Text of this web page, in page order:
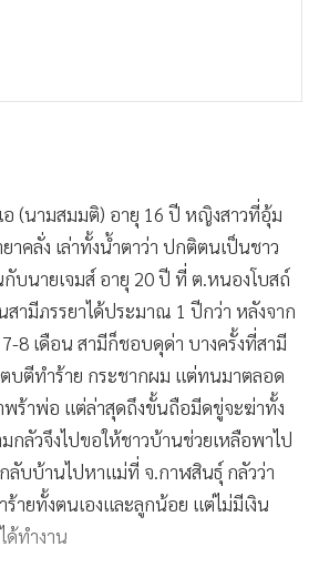
อ (นามสมมติ) อายุ 16 ปี หญิงสาวที่อุ้ม
าคลั่ง เล่าทั้งน้ำตาว่า ปกติตนเป็นชาว
บนายเจมส์ อายุ 20 ปี ที่ ต.หนองโบสถ์
สามีภรรยาได้ประมาณ 1 ปีกว่า หลังจาก
8 เดือน สามีก็ชอบดุด่า บางครั้งที่สามี
บตีทำร้าย กระชากผม แต่ทนมาตลอด
พร้าพ่อ แต่ล่าสุดถึงขั้นถือมีดขู่จะฆ่าทั้ง
กลัวจึงไปขอให้ชาวบ้านช่วยเหลือพาไป
ลับบ้านไปหาแม่ที่ จ.กาฬสินธุ์ กลัวว่า
ายทั้งตนเองและลูกน้อย แต่ไม่มีเงิน
ด้ทำงาน